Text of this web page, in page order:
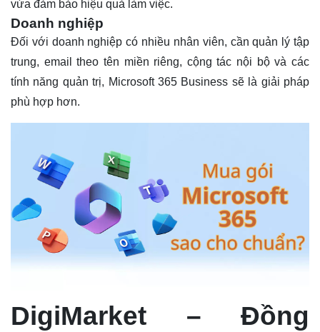
vừa đảm bảo hiệu quả làm việc.
Doanh nghiệp
Đối với doanh nghiệp có nhiều nhân viên, cần quản lý tập
trung, email theo tên miền riêng, cộng tác nội bộ và các
tính năng quản trị, Microsoft 365 Business sẽ là giải pháp
phù hợp hơn.
DigiMarket – Đồng